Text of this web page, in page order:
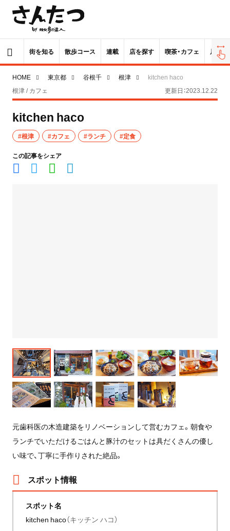
街を知る 散歩コース 連載 店を探す 喫茶・カフェ 居酒屋
HOME 東京都 谷根千 根津
kitchen haco
根津 / カフェ
更新日：2023.12.22
kitchen haco
#根津 #カフェ #ランチ #定食
この記事をシェア
元歯科医の木造建築をリノベーションして営むカフェ。朝食や
ランチでいただけるごはんと豚汁のセットは具だくさんの優し
い味で、丁寧に手作りされた絶品。
スポット情報
スポット名
kitchen haco（キッチン ハコ）